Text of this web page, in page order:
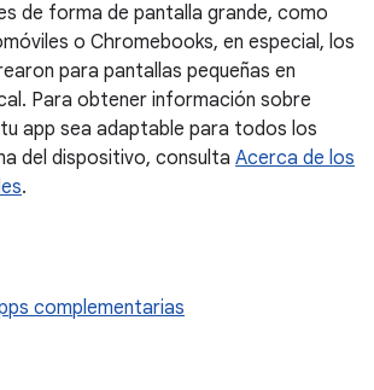
de forma de pantalla grande, como
o Chromebooks, en especial, los
para pantallas pequeñas en
Para obtener información sobre
app sea adaptable para todos los
del dispositivo, consulta Acerca de los
.
complementarias